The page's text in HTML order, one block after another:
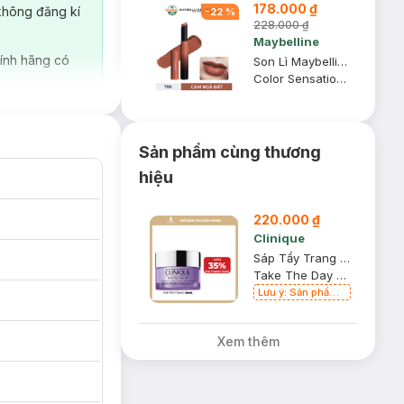
lạ trong giới mỹ
nhạy cảm.
đăng kí
hãng có
-22 % 178.000 ₫
228.000 ₫
Maybelline
Son Lì Maybelline Mịn Môi Siêu Nhẹ 799 Cam Ngả Đất 1.7g
Color Sensational Ultimatte #799 More Taupe
Sản phẩm cùng thương
hiệu
220.000 ₫
Clinique
Sáp Tẩy Trang Clinique 30ml
Take The Day Off Cleansing Balm
Lưu ý: Sản phẩm
LAUDER -
CLINIQUE chỉ bán
trực tiếp tại cửa
hàng.
Xem thêm